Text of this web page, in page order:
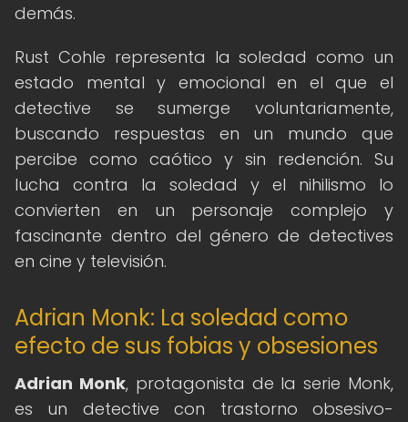
demás.
Rust Cohle representa la soledad como un
estado mental y emocional en el que el
detective se sumerge voluntariamente,
buscando respuestas en un mundo que
percibe como caótico y sin redención. Su
lucha contra la soledad y el nihilismo lo
convierten en un personaje complejo y
fascinante dentro del género de detectives
en cine y televisión.
Adrian Monk: La soledad como
efecto de sus fobias y obsesiones
Adrian Monk, protagonista de la serie Monk,
es un detective con trastorno obsesivo-